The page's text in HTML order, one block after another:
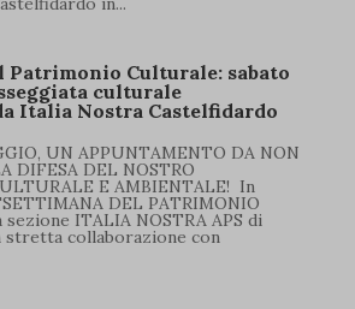
Patrimonio Culturale: sabato
culturale
Italia Nostra Castelfidardo
UN APPUNTAMENTO DA NON
DIFESA DEL NOSTRO
E AMBIENTALE! In
DEL PATRIMONIO
sezione ITALIA NOSTRA APS di
stretta collaborazione con